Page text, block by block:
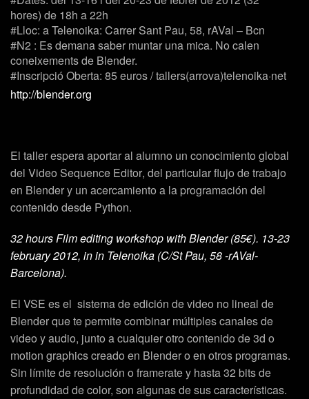
hores) de 18h a 22h
#Lloc: a Telenoika: Carrer Sant Pau, 58, rAVal – Bcn
#N2 : Es demana saber muntar una mica. No calen
coneixements de Blender.
#Inscripció Oberta: 85 euros / tallers(arrova)telenoika·net
http://blender.org
El taller espera aportar al alumno un conocimiento global
del Video Sequence Editor, del particular flujo de trabajo
en Blendery un acercamiento a la programación del
contenido desde Python.
32 hours Film editing workshop with Blender (85€). 13-23
february 2012, in in Telenoika (C/St Pau, 58 -rAVal-
Barcelona).
El VSE es el sistema de edición de video no lineal de
Blenderque te permite combinar múltiples canales de
video y audio, junto a cualquier otro contenido de 3d o
motion graphics creado en Blender o en otros programas.
Sin límite de resolución o framerate y hasta 32 bits de
profundidad de color, son algunas de sus características.